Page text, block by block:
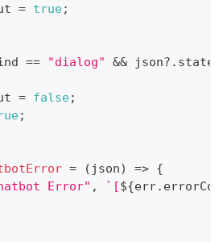
= true;
== "dialog" && json?. state
= false;
;
= ( json) => {
Error" , ` [${err.